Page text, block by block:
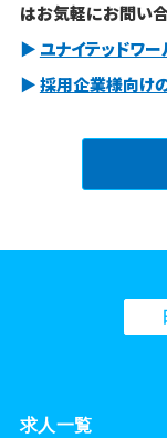
はお気軽にお問い合
▶ ユナイテッドワ
▶採用企業様向け
求人一覧